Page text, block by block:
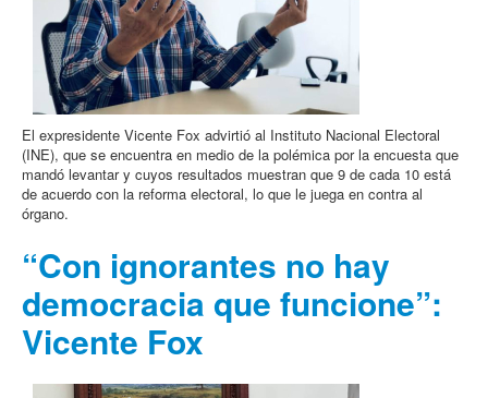
El expresidente Vicente Fox advirtió al Instituto Nacional Electoral
(INE), que se encuentra en medio de la polémica por la encuesta que
mandó levantar y cuyos resultados muestran que 9 de cada 10 está
de acuerdo con la reforma electoral, lo que le juega en contra al
órgano.
“Con ignorantes no hay
democracia que funcione”:
Vicente Fox